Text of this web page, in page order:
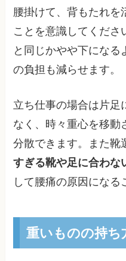
腰掛けて、背もたれを
ことを意識してくださ
と同じかやや下にな
の負担も減らせます。
立ち仕事の場合は片足
なく、時々重心を移動
分散できます。また靴
すぎる靴や足に合わな
して腰痛の原因になる
重いものの持ち